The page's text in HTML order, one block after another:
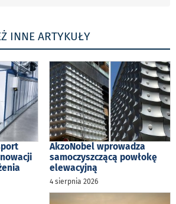
INNE ARTYKUŁY
AkzoNobel wprowadza
samoczyszczącą powłokę
elewacyjną
4 sierpnia 2026